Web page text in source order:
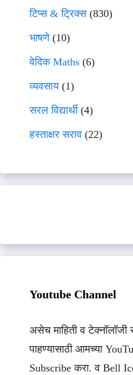
टिप्स & ट्रिक्स(830)
भाषणे(10)
वेदिक Maths (6)
व्यवसाय(1)
सरल विद्यार्थी(4)
हस्ताक्षर सराव (22)
Youtube Channel
असेच माहिती व टेक्नॉलॉजी
पाहण्यासाठी आमच्या
Subscribe करा. व Bell